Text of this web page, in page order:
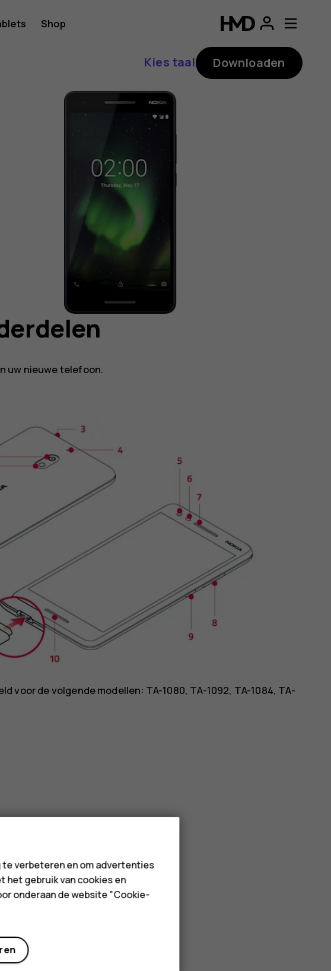
Shop
Kies taal Downloaden
uw nieuwe telefoon.
voor de volgende modellen: TA-1080, TA-1092, TA-1084, TA-
verbeteren en om advertenties
het gebruik van cookies en
onderaan de website "Cookie-